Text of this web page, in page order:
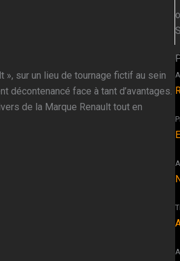
augmenter
ou
diminuer
le
», sur un lieu de tournage fictif au sein
décontenancé face à tant d’avantages.
de la Marque Renault tout en